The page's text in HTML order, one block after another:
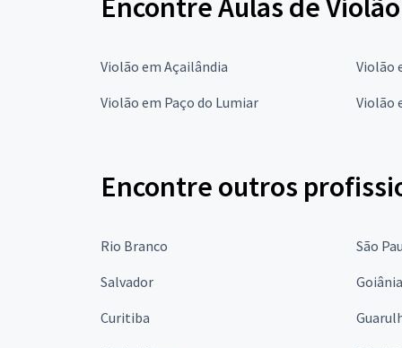
Violão em Açailândia Violão
Violão em Paço do Lumiar
Violão
Encontre outros
Rio Branco São
Salvador
Goiânia
Curitiba